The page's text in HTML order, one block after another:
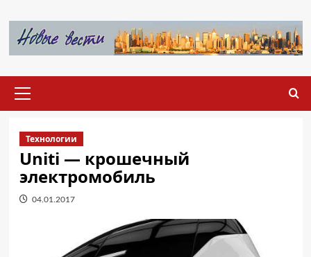
содержимому
меню
Технологии
Uniti — крошечный
электромобиль
04.01.2017